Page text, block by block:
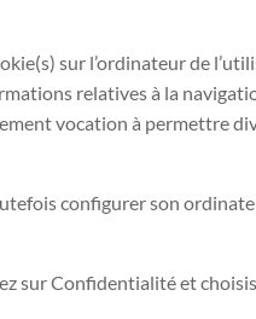
sur l’ordinateur de
relatives à la
vocation à permettre
configurer son
sur Confidentialité et